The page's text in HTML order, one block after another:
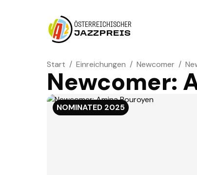
ÖSTERREICHISCHER
JAZZPREIS
Start / Einreichungen / Newcomer /
Newcomer:
NOMINATED 2025